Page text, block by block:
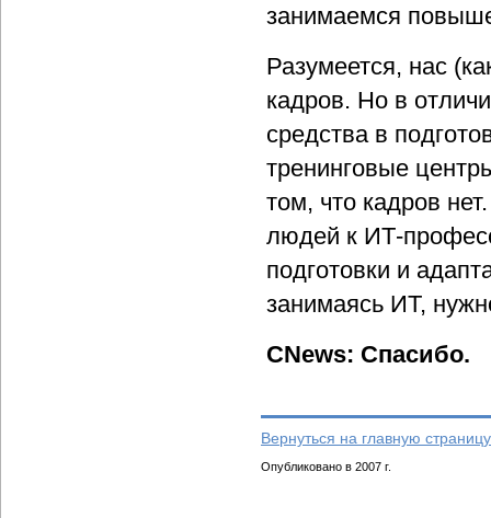
занимаемся
Разумеется, нас
кадров. Но в
средства в
тренинговые
том, что кадров
людей к ИТ-
подготовки и
занимаясь ИТ,
CNews: Спасибо.
Вернуться на главную
Опубликовано в 2007 г.